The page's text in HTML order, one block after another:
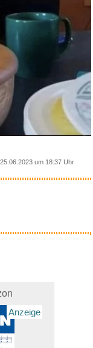
um 18:37 Uhr
Anzeige